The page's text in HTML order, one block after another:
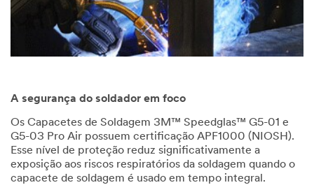
A segurança do soldador em foco
Os Capacetes de Soldagem 3M™ Speedglas™ G5-01 e
G5-03 Pro Air possuem certificação APF1000 (NIOSH).
Esse nível de proteção reduz significativamente a
exposição aos riscos respiratórios da soldagem quando o
capacete de soldagem é usado em tempo integral.